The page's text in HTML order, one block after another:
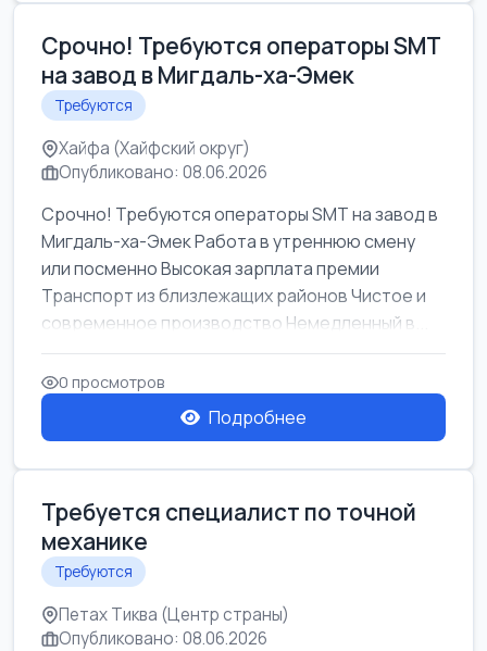
Срочно! Требуются операторы SMT
на завод в Мигдаль-ха-Эмек
Требуются
Хайфа (Хайфский округ)
Опубликовано: 08.06.2026
Срочно! Требуются операторы SMT на завод в
Мигдаль-ха-Эмек Работа в утреннюю смену
или посменно Высокая зарплата премии
Транспорт из близлежащих районов Чистое и
современное производство Немедленный в...
0 просмотров
Подробнее
Требуется специалист по точной
механике
Требуются
Петах Тиква (Центр страны)
Опубликовано: 08.06.2026